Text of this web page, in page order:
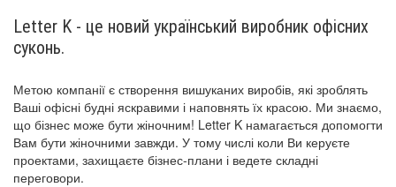
Letter K - це новий український виробник офісних
суконь.
Метою компанії є створення вишуканих виробів, які зроблять
Ваші офісні будні яскравими і наповнять їх красою. Ми знаємо,
що бізнес може бути жіночним! Letter K намагається допомогти
Вам бути жіночними завжди. У тому числі коли Ви керуєте
проектами, захищаєте бізнес-плани і ведете складні
переговори.